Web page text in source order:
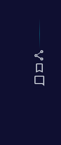
share
bookmark
mode_comment